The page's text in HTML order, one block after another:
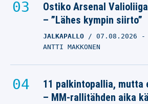
Ostiko Arsenal
– ”Lähes kympin siirto”
JALKAPALLO 07.08.2026 -
ANTTI MAKKONEN
11 palkintopallia, mutta
– MM-rallitähden aika